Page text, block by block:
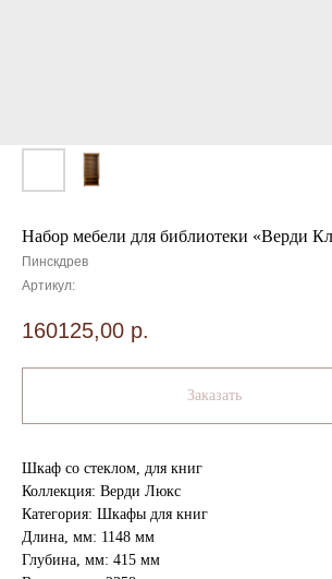
Набор мебели для библиотеки «Верди
Пинскдрев
Артикул:
160125,00 р.
Заказать
Шкаф со стеклом, для книг
Коллекция: Верди Люкс
Категория: Шкафы для книг
Длина, мм: 1148 мм
Глубина, мм: 415 мм